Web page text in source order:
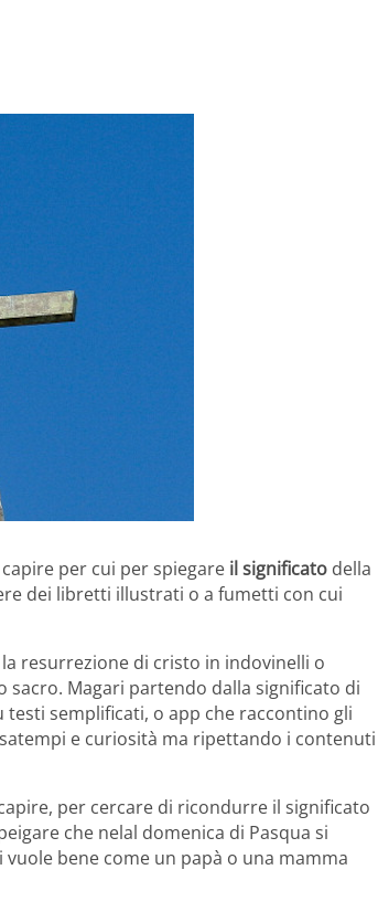
per cui per spiegare il significato della
dei libretti illustrati o a fumetti con cui
resurrezione di cristo in indovinelli o
Magari partendo dalla significato di
semplificati, o app che raccontino gli
e curiosità ma ripettando i contenuti
per cercare di ricondurre il significato
che nelal domenica di Pasqua si
bene come un papà o una mamma